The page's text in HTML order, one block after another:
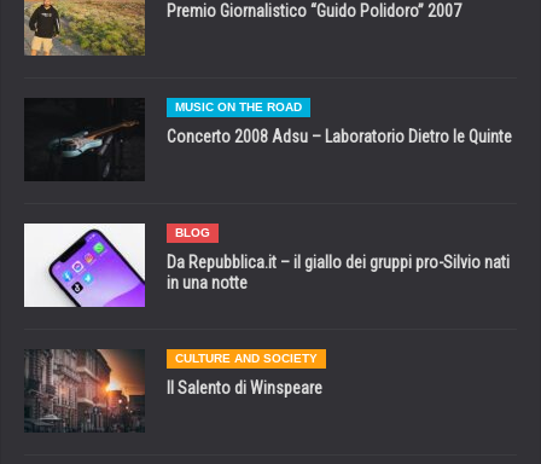
Premio Giornalistico “Guido Polidoro” 2007
MUSIC ON THE ROAD
Concerto 2008 Adsu – Laboratorio Dietro le Quinte
BLOG
Da Repubblica.it – il giallo dei gruppi pro-Silvio nati
in una notte
CULTURE AND SOCIETY
Il Salento di Winspeare